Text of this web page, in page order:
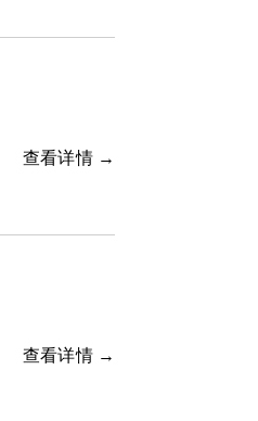
查看详情 →
查看详情 →